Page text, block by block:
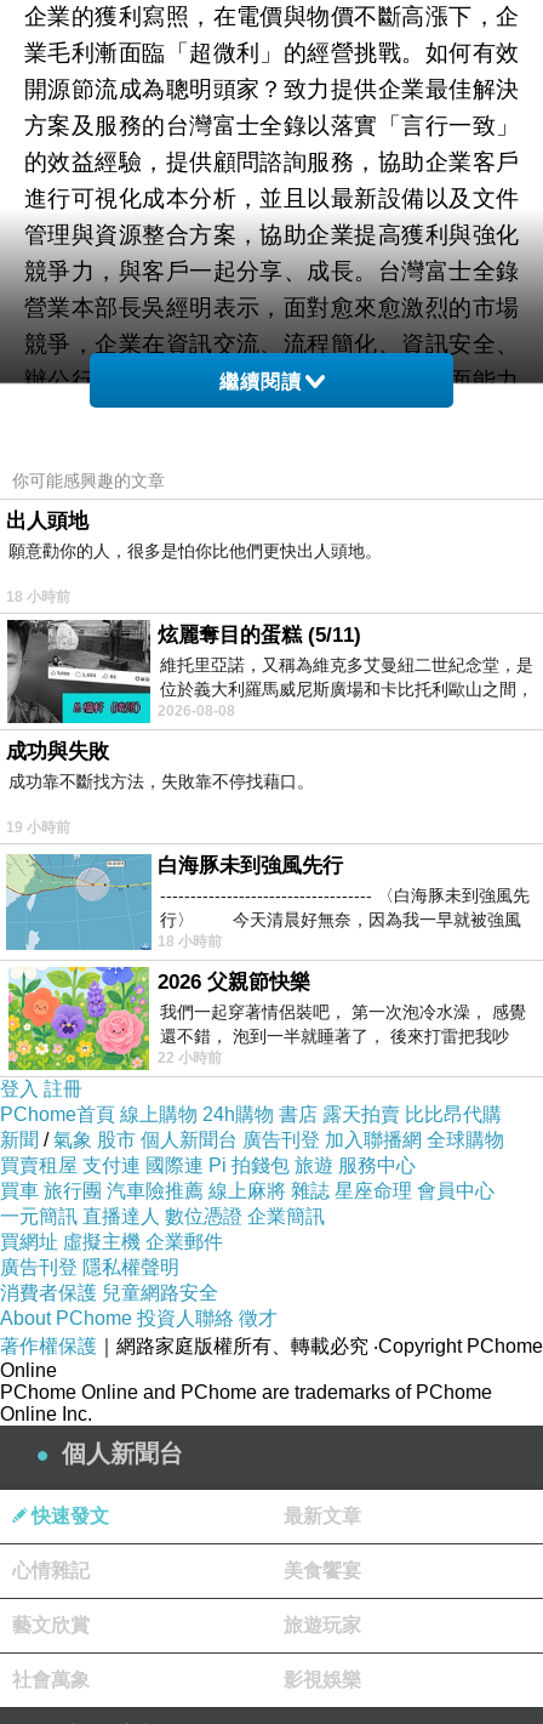
企業的獲利寫照，在電價與物價不斷高漲下，企
業毛利漸面臨「超微利」的經營挑戰。如何有效
開源節流成為聰明頭家？致力提供企業最佳解決
方案及服務的台灣富士全錄以落實「言行一致」
的效益經驗，提供顧問諮詢服務，協助企業客戶
進行可視化成本分析，並且以最新設備以及文件
管理與資源整合方案，協助企業提高獲利與強化
競爭力，與客戶一起分享、成長。台灣富士全錄
營業本部長吳經明表示，面對愈來愈激烈的市場
競爭，企業在資訊交流、流程簡化、資訊安全、
辦公行動化、成本控管、節能減碳等各方面能力
致的效益經驗，不吝惜與客戶一起分享，藉此幫
助客戶達到節能減碳、降低成本、提升經營品
質、永續經營等目標，與客戶一起獲利成長。吳
經明本部長舉例，台灣富士全錄以落實「言行一
致」的經驗協助國內某大知名外商銀行進行相關
的辦公室設備整合專案，辦公設備台數從原先
1,255台，改善為513 台設備，設備台數減少
59％；最佳化硬體設備及改善員工與設備比例，
從原先5.9：1，改善為8.5：1；還有大幅提高設
備使用率，從原先1.69％，改善為3％提高將近
一倍的使用效率，不僅省下10％辦公室空間，更
成功達成降低59％碳排放與電力消耗，為客戶實
現的節流效益相當可觀。吳經明本部長指出，企
業面臨的問題與課題不盡相同，因此富士全錄的
專業顧問團隊會依照不同客戶的需求、環境與整
體文件流程等去做相關的分析、評估與可視化，
與決策者進行充分溝通，為客戶量身訂做專案，
並讓整體的專案可以順利推行並達到降低整體
TCO成本的策略目標。而為與客戶分享資源，共
同成長，台灣富士全錄正在培訓更多專案顧問，
並在今年起提供延長技術服務時間到晚上十點，
同時搭建企業商機交流的網路平台，提供客戶產
業資訊與宣傳，讓客戶間彼此交流與開拓商機，
達到節流與開源雙管齊下。
新聞來源https://tw.news.yahoo.com/協助企業成
長-富士全錄-落實言行-致-220125870--
finance.html
英文文法教學 ted 學英文找家教學生 臺南英文家
教鐘點費在家學英文 高雄高中英文家教老師 購
物英文會話全民英檢報名手冊 線上一對一英文教
學 英檢單字下載考多益 美美語語言學習中心 英
檢線上報名如何訓練英聽 線上免費英文英檢初級
單字 語文訓練中心
繼續閱讀
你可能感興趣的文章
出人頭地
願意勸你的人，很多是怕你比他們更快出人頭地。
18 小時前
炫麗奪目的蛋糕 (5/11)
維托里亞諾，又稱為維克多艾曼紐二世紀念堂，是
位於義大利羅馬威尼斯廣場和卡比托利歐山之間，
用以紀念統一義大利統一後的的第一位國
2026-08-08
成功與失敗
成功靠不斷找方法，失敗靠不停找藉口。
19 小時前
白海豚未到強風先行
----------------------------------- 〈白海豚未到強風先
行〉 今天清晨好無奈，因為我一早就被強風
18 小時前
2026 父親節快樂
我們一起穿著情侶裝吧， 第一次泡冷水澡， 感覺
還不錯， 泡到一半就睡著了， 後來打雷把我吵
醒， 手
22 小時前
登入 註冊
PChome首頁 線上購物 24h購物 書店 露天拍賣 比比昂代購
新聞 /氣象 股市 個人新聞台 廣告刊登 加入聯播網 全球購物
買賣租屋 支付連 國際連 Pi 拍錢包 旅遊 服務中心
買車 旅行團 汽車險推薦 線上麻將 雜誌 星座命理 會員中心
一元簡訊 直播達人 數位憑證 企業簡訊
買網址 虛擬主機 企業郵件
廣告刊登 隱私權聲明
消費者保護 兒童網路安全
About PChome 投資人聯絡 徵才
著作權保護 ｜網路家庭版權所有、轉載必究 ‧Copyright PChome
Online
PChome Online and PChome are trademarks of PChome
Online Inc.
個人新聞台
快速發文 最新文章
心情雜記 美食饗宴
藝文欣賞 旅遊玩家
社會萬象 影視娛樂